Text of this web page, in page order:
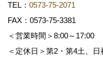
TEL： 0573-75-2071
FAX：0573-75-3381
＜営業時間＞8:00～17:00
＜定休日＞第2・第4土、